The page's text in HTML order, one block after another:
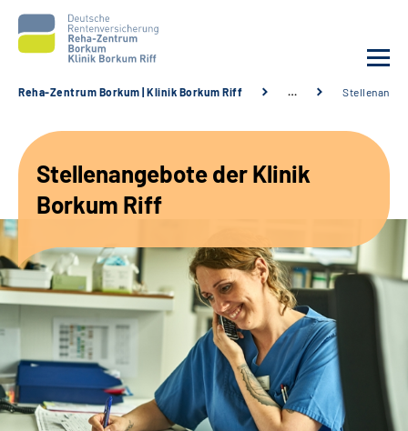
Unsere Angebote
Karriere
Sozialdienste & Zuweisende
Suche
Leichte Sprache
Reha-Zentrum Borkum | Klinik Borkum Riff …
Stellenangebote der Klinik
Borkum Riff